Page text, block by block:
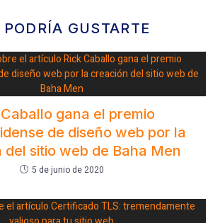
GUSTARTE
gana el premio
de diseño web por la
del sitio web de Baha Men
5 de junio de 2020